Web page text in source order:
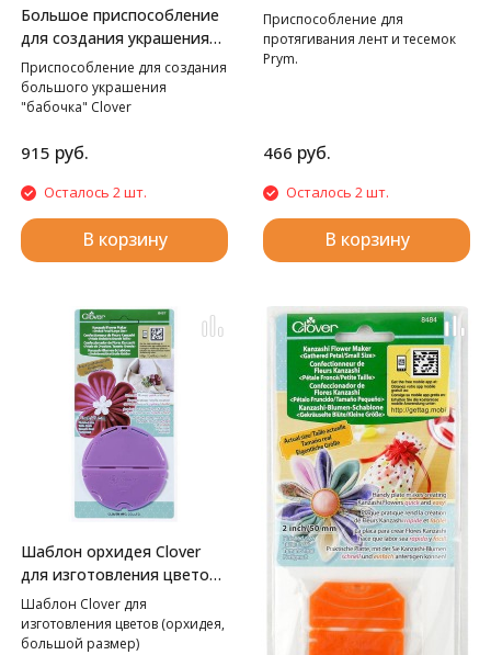
Большое приспособление
для создания украшения
Бабочка Clover
Приспособление для создания
большого украшения
"бабочка" Clover
915 руб.
Осталось 2 шт.
В корзину
ТЕСЕМОК PRYM
Приспособление для
протягивания лент и тесемок
Prym.
466 руб.
Осталось 2 шт.
В корзину
Шаблон орхидея Clover
для изготовления цветов
(большой размер)
Шаблон Clover для
изготовления цветов (орхидея,
большой размер)